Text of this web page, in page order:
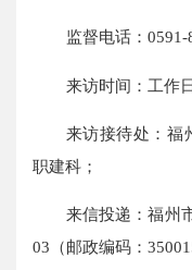
监督电话：0591-
来访时间：工作
来访接待处：福
职建科；
来信投递：福州
03（邮政编码：